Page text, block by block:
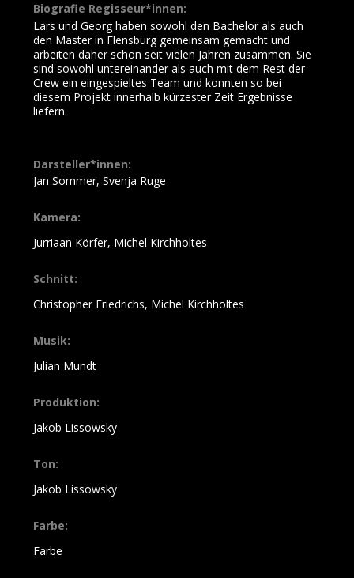
Biografie Regisseur*innen:
Lars und Georg haben sowohl den Bachelor als auch
den Master in Flensburg gemeinsam gemacht und
arbeiten daher schon seit vielen Jahren zusammen. Sie
sind sowohl untereinander als auch mit dem Rest der
Crew ein eingespieltes Team und konnten so bei
diesem Projekt innerhalb kürzester Zeit Ergebnisse
liefern.
Darsteller*innen:
Jan Sommer, Svenja Ruge
Kamera:
Jurriaan Körfer, Michel Kirchholtes
Schnitt:
Christopher Friedrichs, Michel Kirchholtes
Musik:
Julian Mundt
Produktion:
Jakob Lissowsky
Ton:
Jakob Lissowsky
Farbe:
Farbe